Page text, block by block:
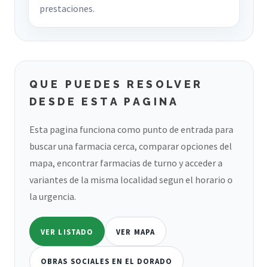
prestaciones.
QUE PUEDES RESOLVER
DESDE ESTA PAGINA
Esta pagina funciona como punto de entrada para
buscar una farmacia cerca, comparar opciones del
mapa, encontrar farmacias de turno y acceder a
variantes de la misma localidad segun el horario o
la urgencia.
VER LISTADO VER MAPA
OBRAS SOCIALES EN EL DORADO